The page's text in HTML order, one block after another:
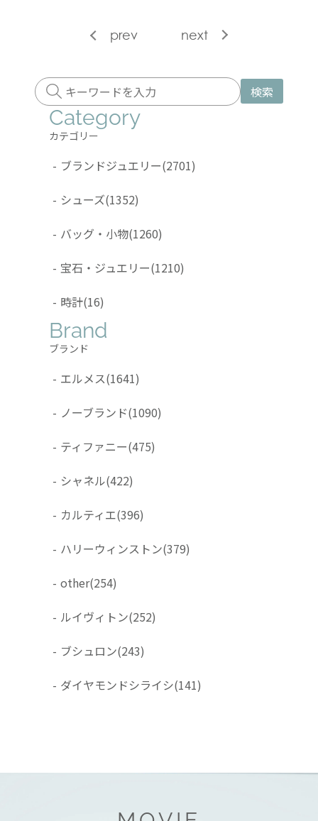
prev next
検索
Category
カテゴリー
- ブランドジュエリー(2701)
- シューズ(1352)
- バッグ・小物(1260)
- 宝石・ジュエリー(1210)
- 時計(16)
Brand
ブランド
- エルメス(1641)
- ノーブランド(1090)
- ティファニー(475)
- シャネル(422)
- カルティエ(396)
- ハリーウィンストン(379)
- other(254)
- ルイヴィトン(252)
- ブシュロン(243)
- ダイヤモンドシライシ(141)